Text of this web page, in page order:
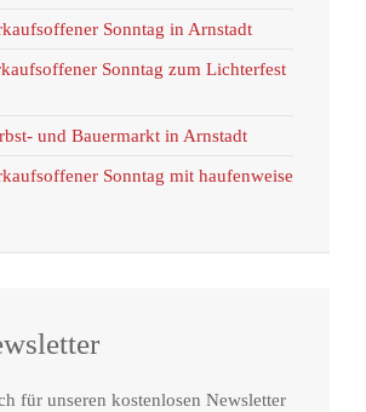
Sonntag in Arnstadt
Sonntag zum Lichterfest
und Bauermarkt in Arnstadt
Sonntag mit haufenweise
für unseren kostenlosen Newsletter